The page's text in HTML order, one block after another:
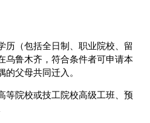
历‌（包括全日制、职业院校、留
乌鲁木齐，符合条件者可申请本
父母‌共同迁入。
等院校或技工院校高级工班、预